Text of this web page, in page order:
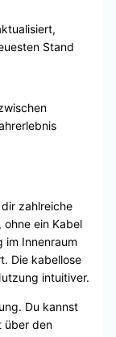
Stand
zahlreiche
ohne ein Kabel
im Innenraum
Die kabellose
intuitiver.
Du kannst
über den